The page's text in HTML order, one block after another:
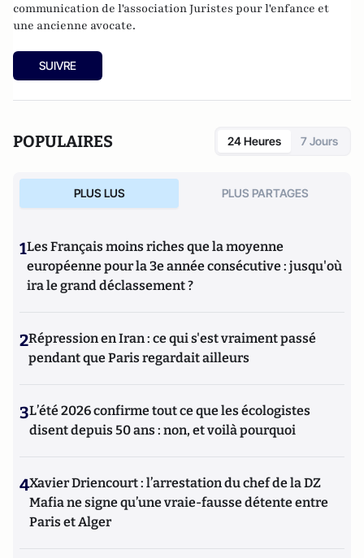
communication de l'association Juristes pour l'enfance et
une ancienne avocate.
SUIVRE
POPULAIRES 24 Heures 7 Jours
PLUS LUS PLUS PARTAGES
1Les Français moins riches que la moyenne
européenne pour la 3e année consécutive : jusqu'où
ira le grand déclassement ?
2Répression en Iran : ce qui s'est vraiment passé
pendant que Paris regardait ailleurs
3L’été 2026 confirme tout ce que les écologistes
disent depuis 50 ans : non, et voilà pourquoi
4Xavier Driencourt : l’arrestation du chef de la DZ
Mafia ne signe qu’une vraie-fausse détente entre
Paris et Alger